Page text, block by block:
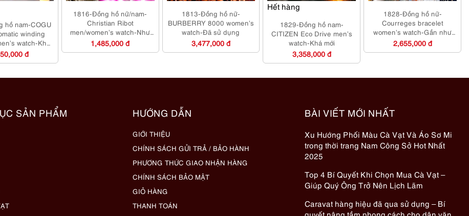
hồ nam-COGU
winding
watch-Khá
mới
đ
1816-Đồng hồ nữ/nam-
Christian Ribot
men/women’s watch-Như
mới/Chưa sử dụng
1,485,000 đ
1813-Đồng hồ nữ-
BURBERRY 8000 women’s
watch-Đã sử dụng
3,477,000 đ
Hết hàng
1829-Đồng hồ nam-
CITIZEN Eco Drive men’s
watch-Khá mới
3,358,000 đ
1828-Đồng hồ nữ-
Courreges bracelet
women’s watch-Gần như
mới
2,655,000 đ
SẢN PHẨM HƯỚNG DẪN
GIỚI THIỆU
CHÍNH SÁCH GỬI TRẢ / BẢO HÀNH
PHƯƠNG THỨC GIAO NHẬN HÀNG
CHÍNH SÁCH BẢO MẬT
GIỎ HÀNG
THANH TOÁN
BÀI VIẾT MỚI NHẤT
Xu Hướng Phối Màu Cà Vạt Và Áo Sơ Mi
trong thời trang Nam Công Sở Hot Nhất
2025
Top 4 Bí Quyết Khi Chọn Mua Cà Vạt –
Giúp Quý Ông Trở Nên Lịch Lãm
Caravat hàng hiệu đã qua sử dụng – Bí
quyết nâng tầm phong cách cho dân văn